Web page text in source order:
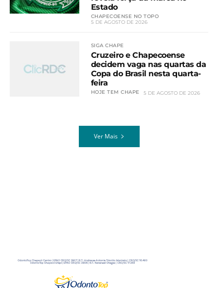
Estado
CHAPECOENSE NO TOPO
5 DE AGOSTO DE 2026
SIGA CHAPE
Cruzeiro e Chapecoense
decidem vaga nas quartas da
Copa do Brasil nesta quarta-
feira
HOJE TEM CHAPE 5 DE AGOSTO DE 2026
Ver Mais